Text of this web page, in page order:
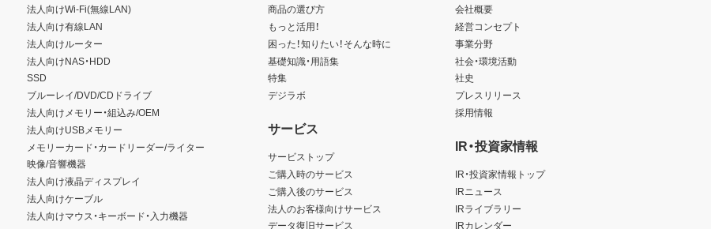
法人向けWi-Fi(無線LAN)
法人向け有線LAN
法人向けルーター
法人向けNAS・HDD
SSD
ブルーレイ/DVD/CDドライブ
法人向けメモリー・組込み/OEM
法人向けUSBメモリー
メモリーカード・カードリーダー/ライター
映像/音響機器
法人向け液晶ディスプレイ
法人向けケーブル
法人向けマウス・キーボード・入力機器
商品の選び方
もっと活用！
困った！知りたい！そんな時に
基礎知識・用語集
特集
デジラボ
サービス
サービストップ
ご購入時のサービス
ご購入後のサービス
法人のお客様向けサービス
データ復旧サービス
会社概要
経営コンセプト
事業分野
社会・環境活動
社史
プレスリリース
採用情報
IR・投資家情報
IR・投資家情報トップ
IRニュース
IRライブラリー
IRカレンダー